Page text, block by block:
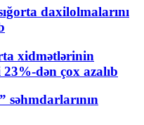
daxilolmalarını
xidmətlərinin
dən çox azalıb
səhmdarlarının